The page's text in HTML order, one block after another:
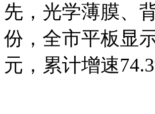
先，光学薄膜、
份，全市平板显
元，累计增速